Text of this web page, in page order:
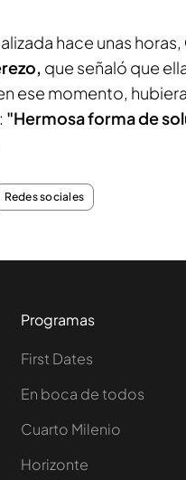
hace unas horas,
que señaló que
ese momento, hubiera
"Hermosa forma de
Redes sociales
Programas
First Dates
En boca de todos
Cuarto Milenio
Horizonte